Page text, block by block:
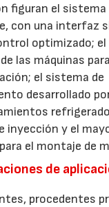
figuran el
con una interfaz
optimizado; el
las máquinas
el sistema de
desarrollado
inyección y el
el montaje de
de
procedentes